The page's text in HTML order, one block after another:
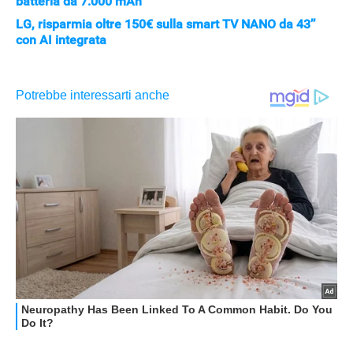
APPLE
LG, risparmia oltre 150€ sulla smart TV NANO da 43’’
con AI integrata